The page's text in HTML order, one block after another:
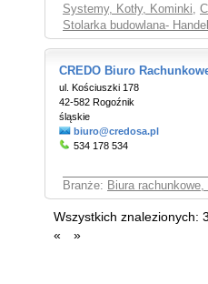
Systemy, Kotły, Kominki,
Stolarka budowlana-
CREDO Biuro
ul. Kościuszki 178
42-582 Rogoźnik
śląskie
biuro@credosa.pl
534 178 534
Branże: Biura
Wszystkich znalezionych:
«
»